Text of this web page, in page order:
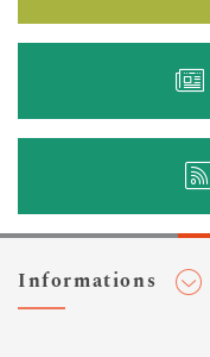
Informations